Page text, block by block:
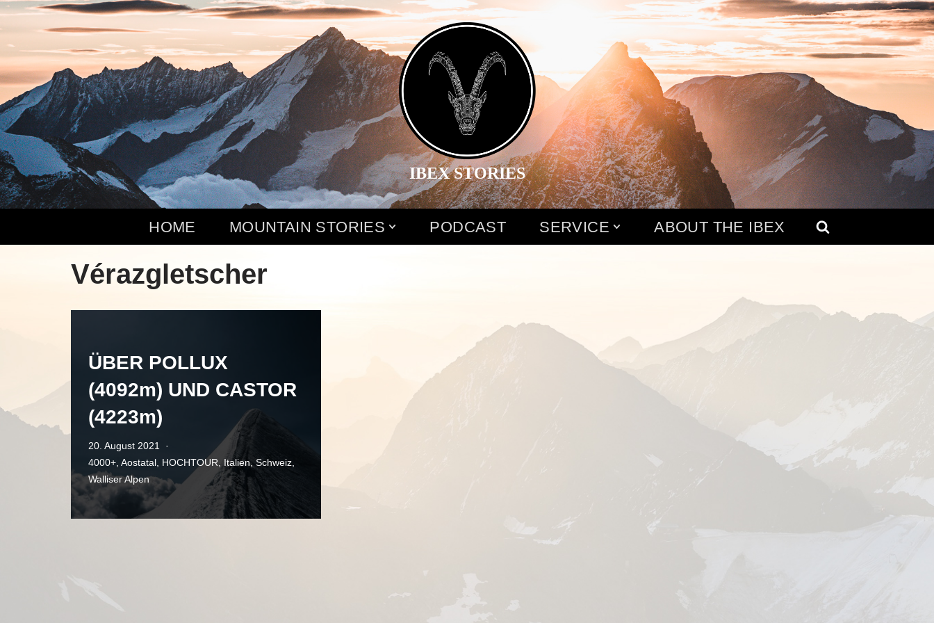
Inhalt
springen
IBEX STORIES
HOME MOUNTAIN STORIES PODCAST SERVICE ABOUT THE IBEX
Vérazgletscher
ÜBER POLLUX
(4092m) UND CASTOR
(4223m)
20. August 2021
4000+ Aostatal HOCHTOUR Italien, Schweiz
Walliser Alpen